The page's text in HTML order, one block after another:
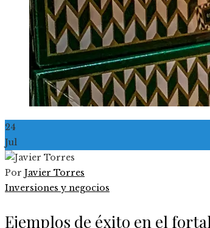
24
Jul
Por Javier Torres
Inversiones y negocios
Ejemplos de éxito en el